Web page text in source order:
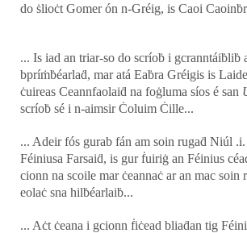
do ṡlioċt Gomer ón n-Gréig, is Caoi
... Is iad an triar-so do scríoḃ i gcranntáiḃliḃ
bpríṁḃéarlaḋ, mar atá Eaḃra Gréigis is
ċuireas Ceannfaolaiḋ na foġluma síos é san
scríoḃ sé i n-aimsir Ċoluim Ċille...
... Adeir fós gurab fán am soin rugaḋ Niúl .i.
Féiniusa Farsaiḋ, is gur ḟuiriġ an Féinius
cionn na scoile mar ċeannaċ ar an mac soin
eolaċ sna hilḃéarlaiḃ...
... Aċt ċeana i gcionn ḟiċead bliaḋan tig